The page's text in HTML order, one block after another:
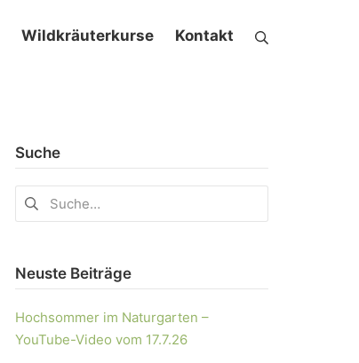
Wildkräuterkurse Kontakt
Suche
Neuste Beiträge
Hochsommer im Naturgarten –
YouTube-Video vom 17.7.26